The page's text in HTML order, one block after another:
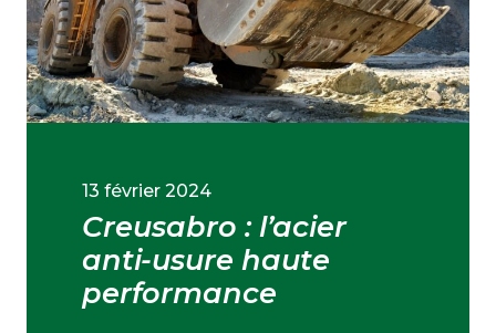
13 février 2024
Creusabro : l’acier
anti-usure haute
performance